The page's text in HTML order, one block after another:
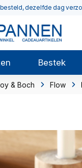
dezelfde dag
Bestek
& Boch Flow